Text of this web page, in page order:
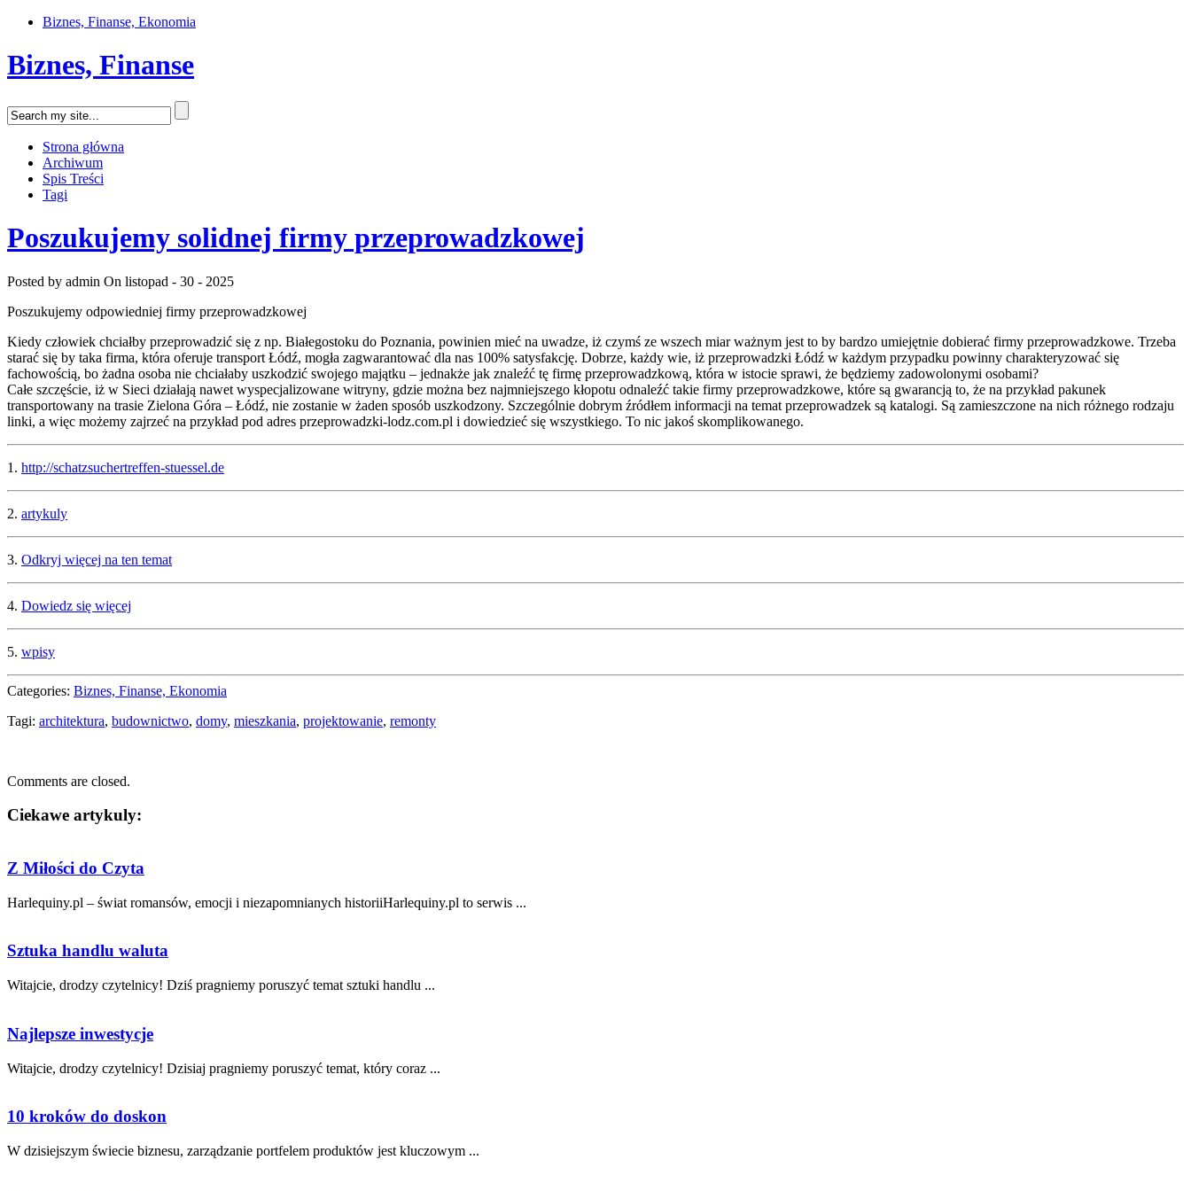
Biznes, Finanse, Ekonomia
Biznes, Finanse
Strona główna
Archiwum
Spis Treści
Tagi
Poszukujemy solidnej firmy przeprowadzkowej
Posted by admin On listopad - 30 - 2025
Poszukujemy odpowiedniej firmy przeprowadzkowej
Kiedy człowiek chciałby przeprowadzić się z np. Białegostoku do Poznania, powinien mieć na uwadze, iż czymś ze wszech miar ważnym jest to by bardzo umiejętnie dobierać firmy przeprowadzkowe. Trzeba
starać się by taka firma, która oferuje transport Łódź, mogła zagwarantować dla nas 100% satysfakcję. Dobrze, każdy wie, iż przeprowadzki Łódź w każdym przypadku powinny charakteryzować się
fachowością, bo żadna osoba nie chciałaby uszkodzić swojego majątku – jednakże jak znaleźć tę firmę przeprowadzkową, która w istocie sprawi, że będziemy zadowolonymi osobami?
Całe szczęście, iż w Sieci działają nawet wyspecjalizowane witryny, gdzie można bez najmniejszego kłopotu odnaleźć takie firmy przeprowadzkowe, które są gwarancją to, że na przykład pakunek
transportowany na trasie Zielona Góra – Łódź, nie zostanie w żaden sposób uszkodzony. Szczególnie dobrym źródłem informacji na temat przeprowadzek są katalogi. Są zamieszczone na nich różnego rodzaju
linki, a więc możemy zajrzeć na przykład pod adres przeprowadzki-lodz.com.pl i dowiedzieć się wszystkiego. To nic jakoś skomplikowanego.
1. http://schatzsuchertreffen-stuessel.de
2. artykuly
3. Odkryj więcej na ten temat
4. Dowiedz się więcej
5. wpisy
Categories: Biznes, Finanse, Ekonomia
Tagi: architektura, budownictwo, domy, mieszkania, projektowanie, remonty
Comments are closed.
Ciekawe artykuly:
Z Miłości do Czyta
Harlequiny.pl – świat romansów, emocji i niezapomnianych historiiHarlequiny.pl to serwis ...
Sztuka handlu waluta
Witajcie, drodzy ​czytelnicy! Dziś pragniemy poruszyć temat sztuki⁣ handlu ...
Najlepsze inwestycje
Witajcie, drodzy czytelnicy! Dzisiaj pragniemy poruszyć ⁢temat, który​ coraz ...
10 kroków do doskon
W dzisiejszym świecie biznesu, zarządzanie ‌portfelem produktów jest kluczowym ...